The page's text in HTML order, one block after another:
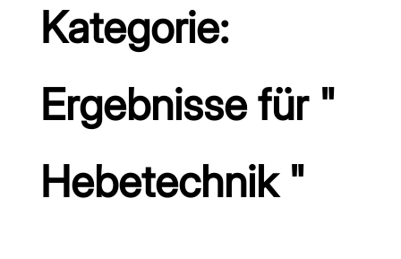
Kategorie:
Ergebnisse für "
Hebetechnik "